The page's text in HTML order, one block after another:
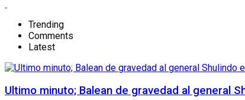
Trending
Comments
Latest
Ultimo minuto; Balean de gravedad al general